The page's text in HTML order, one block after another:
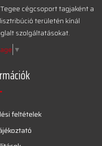
cégcsoport tagjaként a
területén kínál
szolgáltatásokat.
▼
feltételek